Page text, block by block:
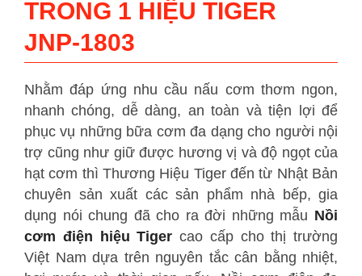
TRONG 1 HIỆU TIGER
JNP-1803
Nhằm đáp ứng nhu cầu nấu cơm thơm ngon,
nhanh chóng, dễ dàng, an toàn và tiện lợi để
phục vụ những bữa cơm đa dạng cho người nội
trợ cũng như giữ được hương vị và độ ngọt của
hạt cơm thì Thương Hiệu Tiger đến từ Nhật Bản
chuyên sản xuất các sản phẩm nhà bếp, gia
dụng nói chung đã cho ra đời những mẫu Nồi
cơm điện hiệu Tiger cao cấp cho thị trường
Việt Nam dựa trên nguyên tắc cân bằng nhiệt,